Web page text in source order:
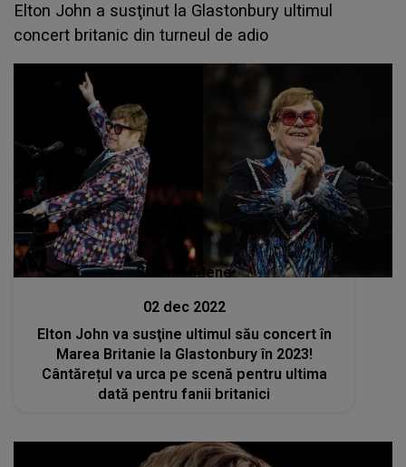
Elton John a susţinut la Glastonbury ultimul
concert britanic din turneul de adio
Stiri mondene
02 dec 2022
Elton John va susţine ultimul său concert în
Marea Britanie la Glastonbury în 2023!
Cântărețul va urca pe scenă pentru ultima
dată pentru fanii britanici